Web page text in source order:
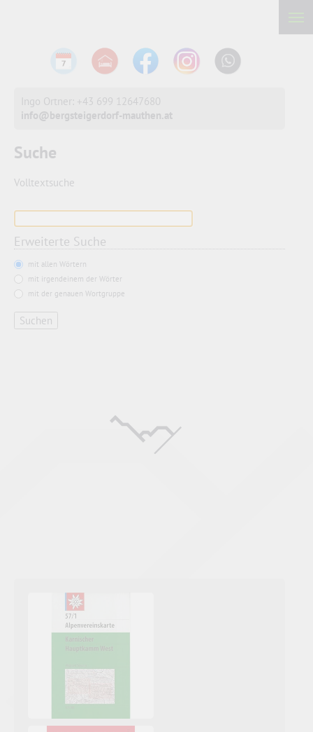
Ingo Ortner: +43 699 12647680
info@bergsteigerdorf-mauthen.at
Suche
Volltextsuche
Erweiterte Suche
mit allen Wörtern
mit irgendeinem der Wörter
mit der genauen Wortgruppe